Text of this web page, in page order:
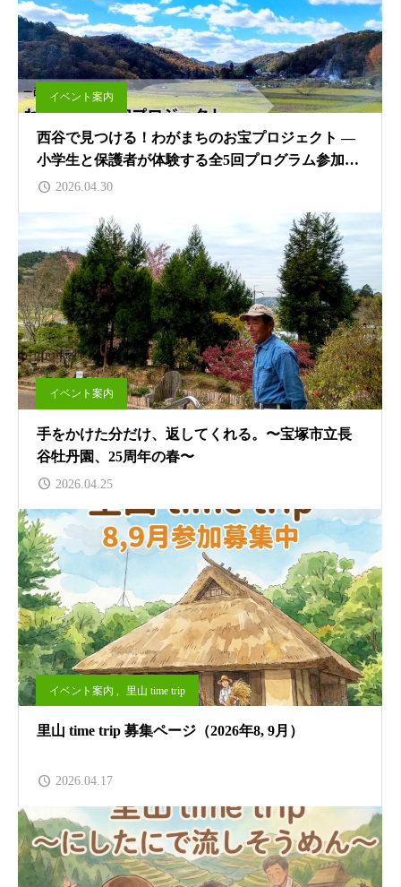
イベント案内
西谷で見つける！わがまちのお宝プロジェクト —
小学生と保護者が体験する全5回プログラム参加者
募集2026.04.30
イベント案内
手をかけた分だけ、返してくれる。〜宝塚市立長
谷牡丹園、25周年の春〜
2026.04.25
イベント案内 里山 time trip
里山 time trip 募集ページ（2026年8, 9月）
2026.04.17